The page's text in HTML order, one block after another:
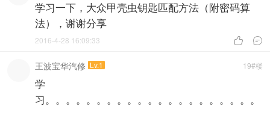
学习一下，大众甲壳虫钥匙匹配方法（附密码算
法），谢谢分享
 
2016-4-28 16:09:33
19#楼
王波宝华汽修 Lv.1
学
习。。。。。。。。。。。。。。。。。。。。。